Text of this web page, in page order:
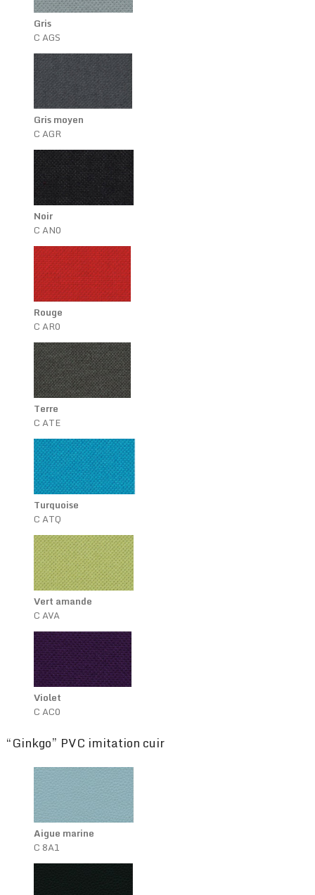
Gris
C AGS
Gris moyen
C AGR
Noir
C AN0
Rouge
C AR0
Terre
C ATE
Turquoise
C ATQ
Vert amande
C AVA
Violet
C AC0
“Ginkgo” PVC imitation cuir
Aigue marine
C 8A1